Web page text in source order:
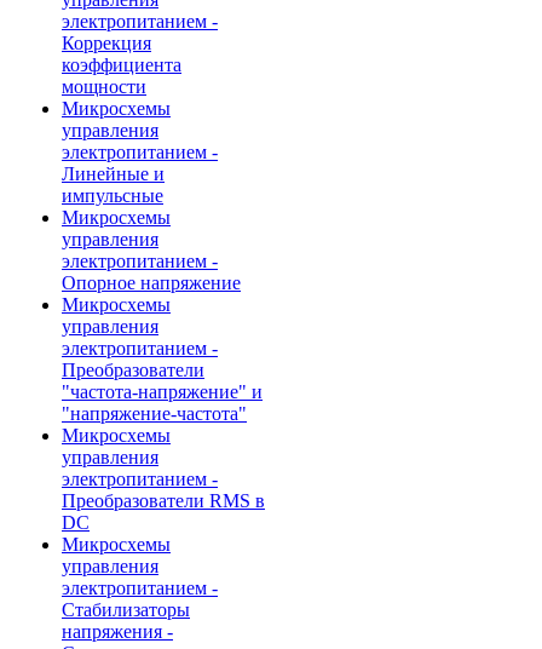
электропитанием -
Коррекция
коэффициента
мощности
Микросхемы
управления
электропитанием -
Линейные и
импульсные
Микросхемы
управления
электропитанием -
Опорное напряжение
Микросхемы
управления
электропитанием -
Преобразователи
"частота-напряжение" и
"напряжение-частота"
Микросхемы
управления
электропитанием -
Преобразователи RMS в
DC
Микросхемы
управления
электропитанием -
Стабилизаторы
напряжения -